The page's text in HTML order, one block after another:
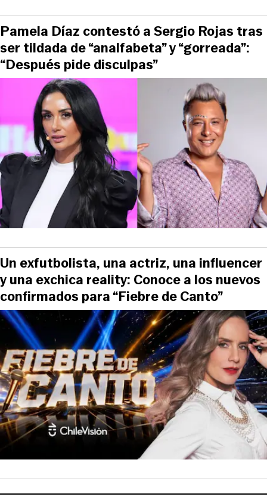
Pamela Díaz contestó a Sergio Rojas tras
ser tildada de “analfabeta” y “gorreada”:
“Después pide disculpas”
Un exfutbolista, una actriz, una influencer
y una exchica reality: Conoce a los nuevos
confirmados para “Fiebre de Canto”